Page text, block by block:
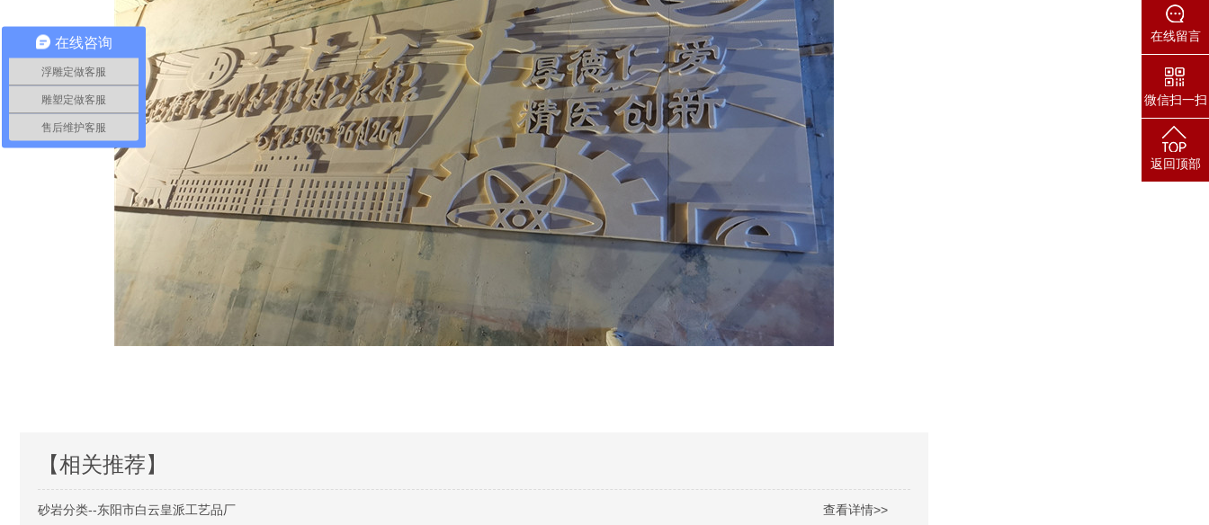
【相关推荐】
砂岩分类--东阳市白云皇派工艺品厂 查看详情>>
在线留言
微信扫一扫
返回顶部
在线咨询
浮雕定做客服
雕塑定做客服
售后维护客服